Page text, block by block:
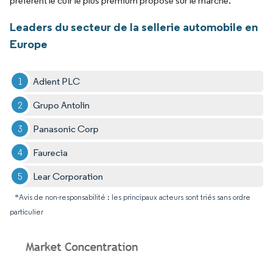
Leaders du secteur de la sellerie automobile en
Europe
Adient PLC
Grupo Antolin
Panasonic Corp
Faurecia
Lear Corporation
*Avis de non-responsabilité : les principaux acteurs sont triés sans ordre
particulier